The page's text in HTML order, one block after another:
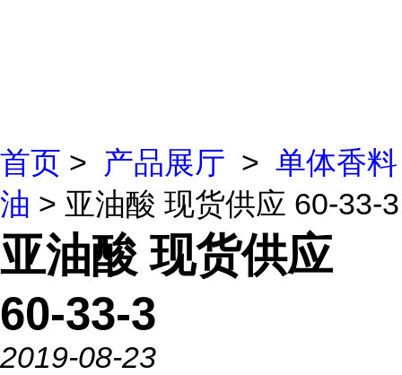
首页 > 产品展厅 > 单体香料
油 > 亚油酸 现货供应 60-33-3
亚油酸 现货供应
60-33-3
2019-08-23